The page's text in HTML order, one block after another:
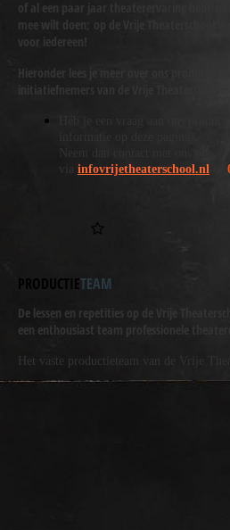
of al een paar jaar theaterervaring hebt en
mee wilt doen; op de Vrije Theaterschool is
voor iedereen!
Hieronder lees je meer over ons
initiatiefnemers van de Vrije Theaterschool.
Neem dan contact met ons op
via
infovrijetheaterschool.nl
PRODUCTIETEAM
De lessen en repetities op de Vrije
een enthousiast team professionele
Het vaste productieteam van de Vrije